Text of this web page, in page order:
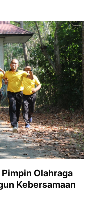
Olahraga
Kebersamaan